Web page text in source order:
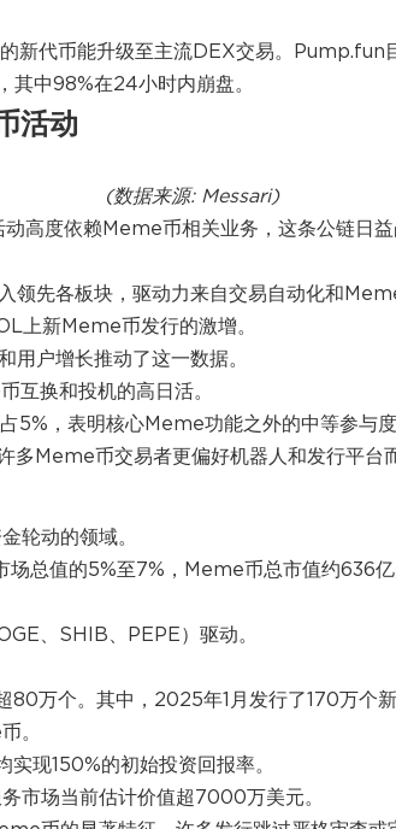
新代币能升级至主流DEX交易。Pump.fun
其中98%在24小时内崩盘。
活动
(数据来源: Messari)
高度依赖Meme币相关业务，这条公链日
先各板块，驱动力来自交易自动化和
上新Meme币发行的激增。
用户增长推动了这一数据。
互换和投机的高日活。
5%，表明核心Meme功能之外的中等参与度
多Meme币交易者更偏好机器人和发行平台
轮动的领域。
场总值的5%至7%，Meme币总市值约636
、SHIB、PEPE）驱动。
万个。其中，2025年1月发行了170万个
。
实现150%的初始投资回报率。
市场当前估计价值超7000万美元。